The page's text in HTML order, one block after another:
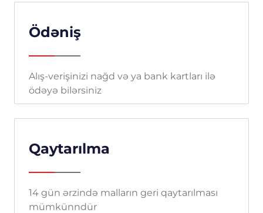
Ödəniş
Alış-verişinizi nağd və ya bank kartları ilə
ödəyə bilərsiniz
Qaytarılma
14 gün ərzində malların geri qaytarılması
mümkünndür